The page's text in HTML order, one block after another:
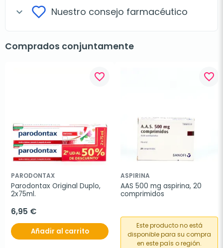
expand_more Nuestro consejo farmacéutico
Comprados conjuntamente
favorite_border
PARODONTAX
Parodontax Original Duplo,
2x75ml.
6,95 €
Añadir al carrito
favorite_border
ASPIRINA
AAS 500 mg aspirina, 20
comprimidos
Este producto no está
disponible para su compra
en este país o región.